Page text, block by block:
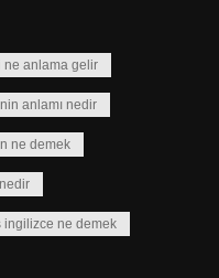
ne anlama gelir
anlamı nedir
ne demek
ingilizce ne demek